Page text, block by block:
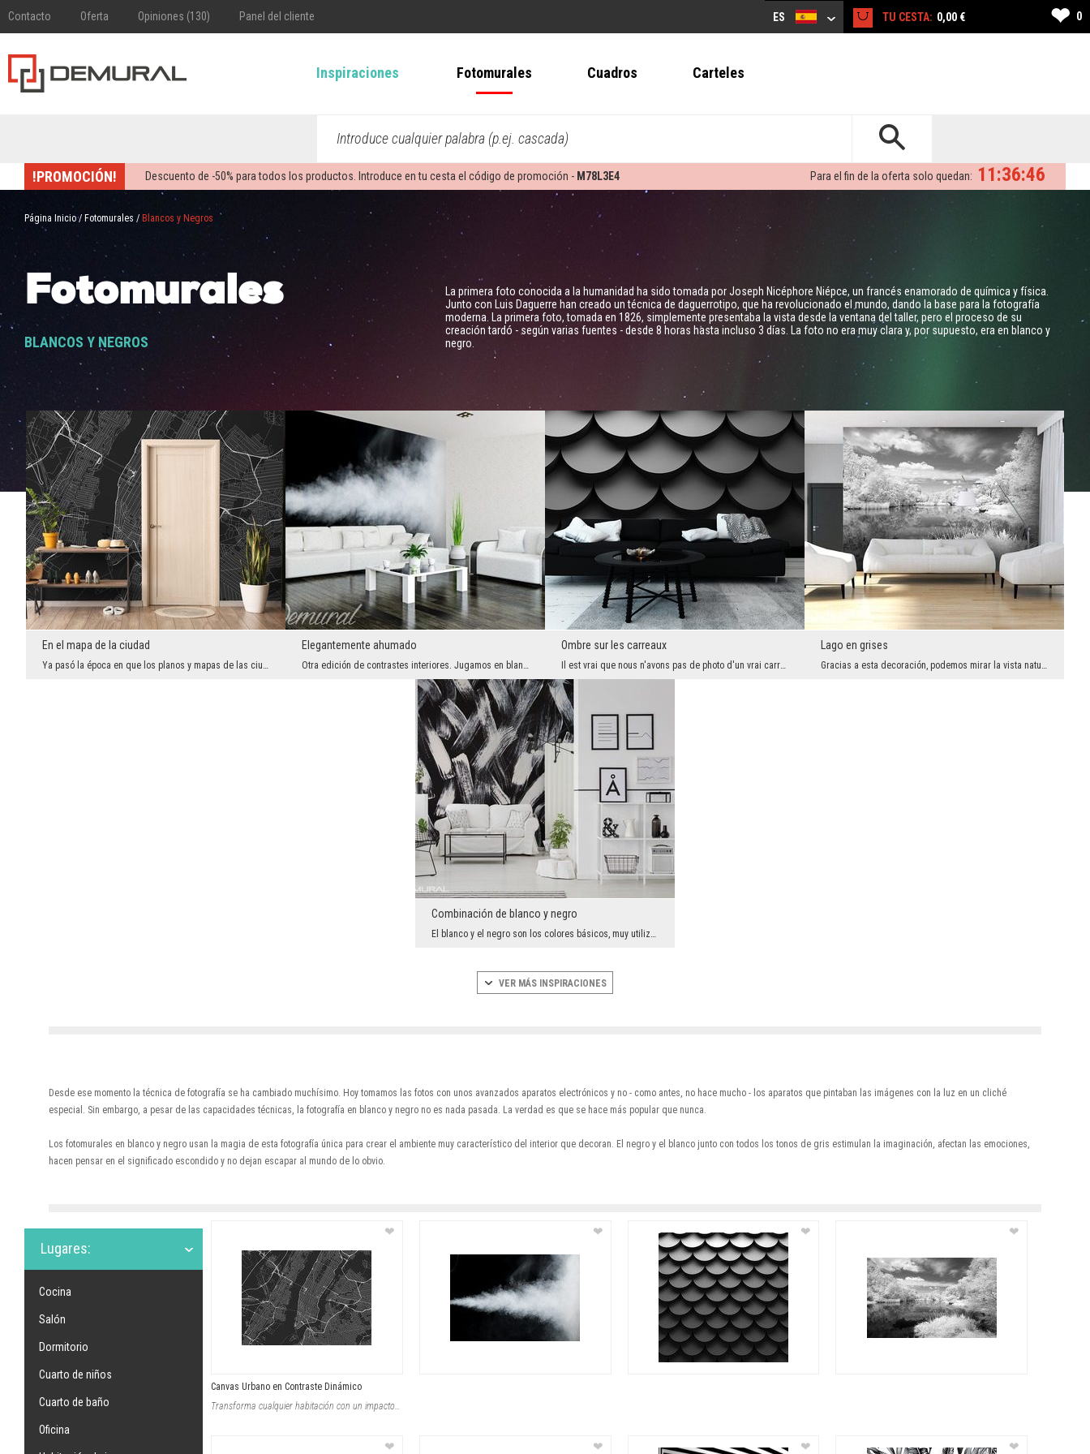
Contacto Oferta Opiniones (130) Panel del cliente ES TU CESTA: 0,00 € ❤ 0
Inspiraciones Fotomurales Cuadros Carteles
Introduce cualquier palabra (p.ej. cascada)
!PROMOCIÓN! Descuento de -50% para todos los productos. Introduce en tu cesta el código de promoción - M78L3E4 11:36:44
Para el fin de la oferta solo quedan:
Página Inicio/ Fotomurales / Blancos y Negros
Fotomurales
BLANCOS Y NEGROS
La primera foto conocida a la humanidad ha sido tomada por Joseph Nicéphore Niépce, un francés enamorado de química y física.
Junto con Luis Daguerre han creado un técnica de daguerrotipo, que ha revolucionado el mundo, dando la base para la fotografía
moderna. La primera foto, tomada en 1826, simplemente presentaba la vista desde la ventana del taller, pero el proceso de su
creación tardó - según varias fuentes - desde 8 horas hasta incluso 3 días. La foto no era muy clara y, por supuesto, era en blanco y
negro.
En el mapa de la ciudad
Ya pasó la época en que los planos y mapas de las ciudades tenían sólo una función utilitaria y l...
Elegantemente ahumado
Otra edición de contrastes interiores. Jugamos en blanco y negro, equilibrándonos al borde de la ...
Ombre sur les carreaux
Il est vrai que nous n'avons pas de photo d'un vrai carreau ici, mais seulement un motif créé pou...
Lago en grises
Gracias a esta decoración, podemos mirar la vista natural desde un ángulo completamente diferente...
Combinación de blanco y negro
El blanco y el negro son los colores básicos, muy utilizados en la organización del espacio en un...
VER MÁS INSPIRACIONES
Desde ese momento la técnica de fotografía se ha cambiado muchísimo. Hoy tomamos las fotos con unos avanzados aparatos electrónicos y no - como antes, no hace mucho - los aparatos que pintaban las imágenes con la luz en un cliché
especial. Sin embargo, a pesar de las capacidades técnicas, la fotografía en blanco y negro no es nada pasada. La verdad es que se hace más popular que nunca.
Los fotomurales en blanco y negro usan la magia de esta fotografía única para crear el ambiente muy característico del interior que decoran. El negro y el blanco junto con todos los tonos de gris estimulan la imaginación, afectan las emociones,
hacen pensar en el significado escondido y no dejan escapar al mundo de lo obvio.
Lugares:
Cocina
Salón
Dormitorio
Cuarto de niños
Cuarto de baño
Oficina
❤
Canvas Urbano en Contraste Dinámico
Transforma cualquier habitación con un impacto visual fuerte gracias a esta vis
❤ ❤ ❤
❤ ❤ ❤ ❤